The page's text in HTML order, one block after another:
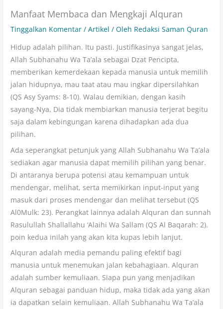
Manfaat Membaca dan Mengkaji Alquran
Tinggalkan Komentar /Artikel / Oleh Redaksi Saman Quran
Hidup adalah pilihan. Itu pasti. Justifikasinya sangat jelas,
Allah Subhanahu Wa Ta’ala sebagai Dzat Pencipta,
memberikan kemerdekaan kepada manusia untuk memilih
jalan hidupnya, mau taat atau mau ingkar dipersilahkan
(QS Asy Syams: 8-10). Walau demikian, dengan kasih
sayang-Nya, Dia tidak membiarkan manusia terjerat begitu
saja dalam kebingungan karena dihadapkan ada dua
pilihan.
Ada seperangkat petunjuk yang Allah Subhanahu Wa Ta’ala
sediakan agar manusia dapat memilih pilihan yang benar.
Di antaranya berupa potensi atau kemampuan untuk
mendengar, melihat, serta memikirkan input-input yang
masuk dari proses mendengar dan melihat tersebut (QS
Al0Mulk: 23). Perangkat lainnya adalah Alquran dan sunnah
Rasulullah Shallallahu ‘Alaihi Wa Sallam (QS Al Baqarah: 2).
poin kedua inilah yang akan kita kupas lebih lanjut.
Alquran adalah media pemandu paling efektif bagi
manusia untuk menemukan jalan kebahagiaan. Alquran
adalah sumber kemuliaan. Siapa pun yang menjadikan
Alquran sebagai panduan hidup, maka tidak ada yang akan
ia dapatkan selain kemuliaan. Allah Subhanahu Wa Ta’ala